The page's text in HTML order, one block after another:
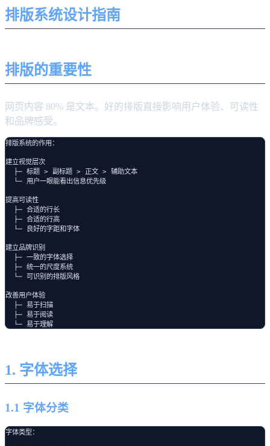
排版系统设计指南
排版的重要性
网页内容 80% 是文本。好的排版直接影响用户体验、可读性
和品牌感受。
排版系统的作用：
建立视觉层次
  ├─ 标题 > 副标题 > 正文 > 辅助文本
  └─ 用户一眼能看出信息优先级
提高可读性
  ├─ 合适的行长
  ├─ 合适的行高
  └─ 良好的字距和字体
建立品牌识别
  ├─ 一致的字体选择
  ├─ 统一的尺度系统
  └─ 可识别的排版风格
改善用户体验
  ├─ 易于扫描
  ├─ 易于阅读
1. 字体选择
1.1 字体分类
字体类型：